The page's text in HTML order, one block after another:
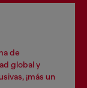
de
global y
¡más un